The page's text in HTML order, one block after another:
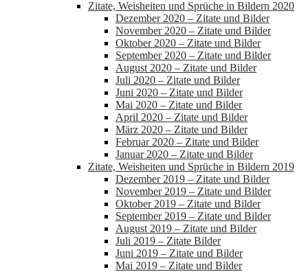
Zitate, Weisheiten und Sprüche in Bildern 2020
Dezember 2020 – Zitate und Bilder
November 2020 – Zitate und Bilder
Oktober 2020 – Zitate und Bilder
September 2020 – Zitate und Bilder
August 2020 – Zitate und Bilder
Juli 2020 – Zitate und Bilder
Juni 2020 – Zitate und Bilder
Mai 2020 – Zitate und Bilder
April 2020 – Zitate und Bilder
März 2020 – Zitate und Bilder
Februar 2020 – Zitate und Bilder
Januar 2020 – Zitate und Bilder
Zitate, Weisheiten und Sprüche in Bildern 2019
Dezember 2019 – Zitate und Bilder
November 2019 – Zitate und Bilder
Oktober 2019 – Zitate und Bilder
September 2019 – Zitate und Bilder
August 2019 – Zitate und Bilder
Juli 2019 – Zitate Bilder
Juni 2019 – Zitate und Bilder
Mai 2019 – Zitate und Bilder